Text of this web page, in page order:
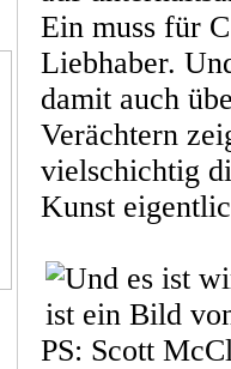
Ein muss für
Liebhaber.
damit auch
Verächtern
vielschichtig
Kunst
PS: Scott